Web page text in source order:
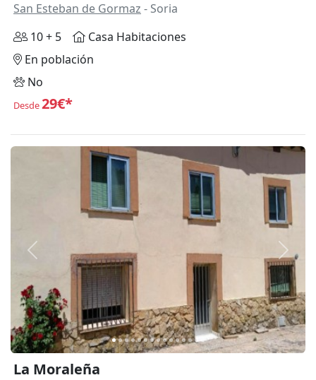
San Esteban de Gormaz - Soria
10 + 5
Casa Habitaciones
En población
No
Desde29€*
Anterior
La Moraleña